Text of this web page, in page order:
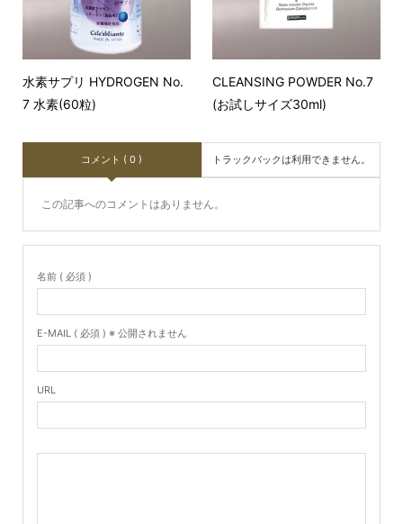
水素サプリ HYDROGEN No.
7 水素(60粒)
CLEANSING POWDER No.7
(お試しサイズ30ml)
コメント ( 0 ) トラックバックは利用できません。
この記事へのコメントはありません。
名前 ( 必須 )
E-MAIL ( 必須 ) ※ 公開されません
URL